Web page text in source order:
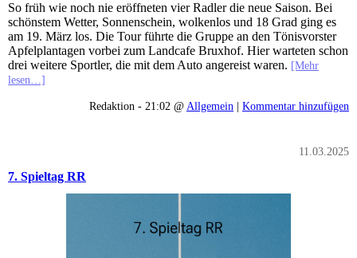
So früh wie noch nie eröffneten vier Radler die neue Saison. Bei
schönstem Wetter, Sonnenschein, wolkenlos und 18 Grad ging es
am 19. März los. Die Tour führte die Gruppe an den Tönisvorster
Apfelplantagen vorbei zum Landcafe Bruxhof. Hier warteten schon
drei weitere Sportler, die mit dem Auto angereist waren. [Mehr
lesen…]
Redaktion - 21:02 @Allgemein | Kommentar hinzufügen
11.03.2025
7. Spieltag RR